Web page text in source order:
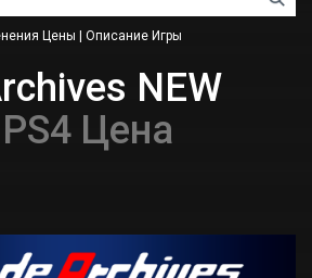
Цены Описание Игры
NEW
PS4 Цена